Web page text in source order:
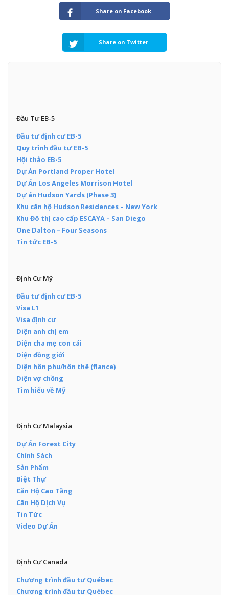
Share on Facebook
Share on Twitter
Đầu Tư EB-5
Đầu tư định cư EB-5
Quy trình đầu tư EB-5
Hội thảo EB-5
Dự Án Portland Proper Hotel
Dự Án Los Angeles Morrison Hotel
Dự án Hudson Yards (Phase 3)
Khu căn hộ Hudson Residences – New York
Khu Đô thị cao cấp ESCAYA – San Diego
One Dalton – Four Seasons
Tin tức EB-5
Định Cư Mỹ
Đầu tư định cư EB-5
Visa L1
Visa định cư
Diện anh chị em
Diện cha mẹ con cái
Diện đồng giới
Diện hôn phu/hôn thê (fiance)
Diện vợ chồng
Tìm hiểu về Mỹ
Định Cư Malaysia
Dự Án Forest City
Chính Sách
Sản Phẩm
Biệt Thự
Căn Hộ Cao Tầng
Căn Hộ Dịch Vụ
Tin Tức
Video Dự Án
Định Cư Canada
Chương trình đầu tư Québec
Chương trình đầu tư Québec